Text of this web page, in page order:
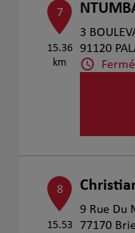
7
15.36
km
3
91120
8
15.53
9 Rue Du
77170